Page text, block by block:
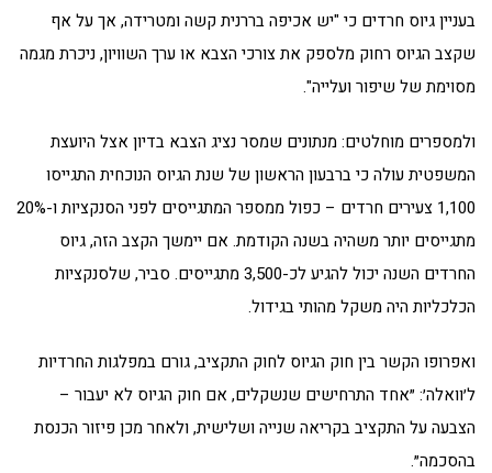
בעניין גיוס חרדים כי "יש אכיפה בררנית קשה ומטרידה, אך על אף
שקצב הגיוס רחוק מלספק את צורכי הצבא או ערך השוויון, ניכרת מגמה
מסוימת של שיפור ועלייה".
ולמספרים מוחלטים: מנתונים שמסר נציג הצבא בדיון אצל היועצת
המשפטית עולה כי ברבעון הראשון של שנת הגיוס הנוכחית התגייסו
1,100 צעירים חרדים – כפול ממספר המתגייסים לפני הסנקציות ו-20%
מתגייסים יותר משהיה בשנה הקודמת. אם יימשך הקצב הזה, גיוס
החרדים השנה יכול להגיע לכ-3,500 מתגייסים. סביר, שלסנקציות
הכלכליות היה משקל מהותי בגידול.
ואפרופו הקשר בין חוק הגיוס לחוק התקציב, גורם במפלגות החרדיות
ל׳וואלה׳: ״אחד התרחישים שנשקלים, אם חוק הגיוס לא יעבור –
הצבעה על התקציב בקריאה שנייה ושלישית, ולאחר מכן פיזור הכנסת
בהסכמה״.